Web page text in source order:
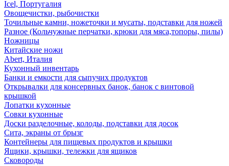
Icel, Португалия
Овощечистки, рыбочистки
Точильные камни, ножеточки и мусаты, подставки для ножей
Разное (Кольчужные перчатки, крюки для мяса,топоры, пилы)
Ножницы
Китайские ножи
Abert, Италия
Кухонный инвентарь
Банки и емкости для сыпучих продуктов
Открывалки для консервных банок, банок с винтовой
крышкой
Лопатки кухонные
Совки кухонные
Доски разделочные, колоды, подставки для досок
Сита, экраны от брызг
Контейнеры для пищевых продуктов и крышки
Ящики, крышки, тележки для ящиков
Сковороды